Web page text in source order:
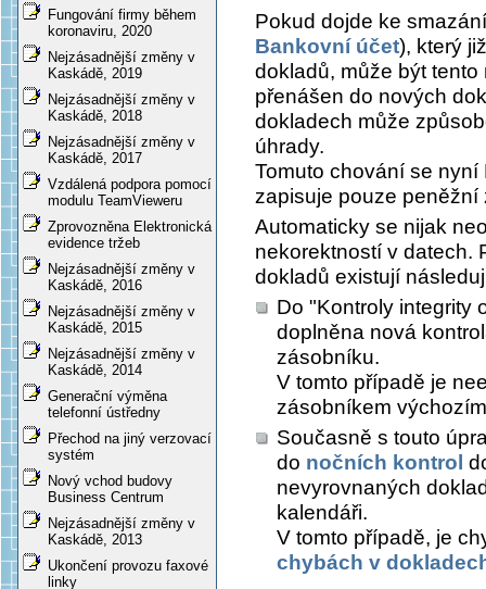
Fungování firmy během
koronaviru, 2020
Nejzásadnější změny v
Kaskádě, 2019
Nejzásadnější změny v
Kaskádě, 2018
Nejzásadnější změny v
Kaskádě, 2017
Vzdálená podpora pomocí
modulu TeamVieweru
Zprovozněna Elektronická
evidence tržeb
Nejzásadnější změny v
Kaskádě, 2016
Nejzásadnější změny v
Kaskádě, 2015
Nejzásadnější změny v
Kaskádě, 2014
Generační výměna
telefonní ústředny
Přechod na jiný verzovací
systém
Nový vchod budovy
Business Centrum
Nejzásadnější změny v
Kaskádě, 2013
Ukončení provozu faxové
linky
Pokud dojde ke
Bankovní účet), který
dokladů, může být
přenášen do nových
dokladech může
úhrady.
Tomuto chování se
zapisuje pouze
Automaticky se nijak
nekorektností v datech.
dokladů existují
Do "Kontroly integrity
doplněna nová
zásobníku.
V tomto případě je
zásobníkem
Současně s touto
do nočních kontrol
nevyrovnaných
kalendáři.
V tomto případě, je
chybách v